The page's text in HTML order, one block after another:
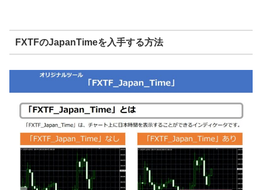
FXTFのJapanTimeを入手する方法